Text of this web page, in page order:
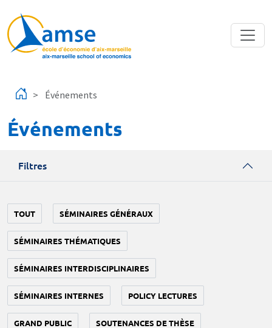
Événements
Événements
Filtres
TOUT SÉMINAIRES GÉNÉRAUX
SÉMINAIRES THÉMATIQUES
SÉMINAIRES INTERDISCIPLINAIRES
SÉMINAIRES INTERNES POLICY LECTURES
GRAND PUBLIC SOUTENANCES DE THÈSE